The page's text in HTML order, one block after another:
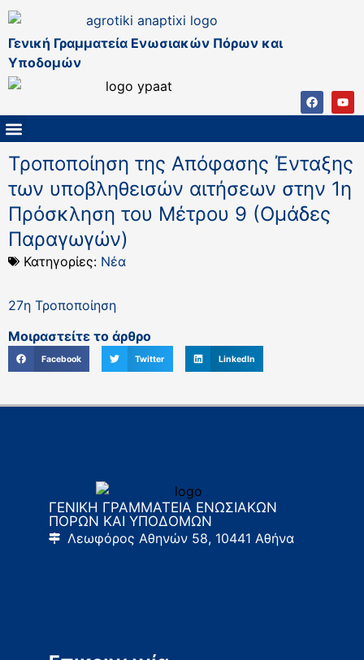
Γενική Γραμματεία Ενωσιακών Πόρων και
Υποδομών
Τροποποίηση της Απόφασης Ένταξης
των υποβληθεισών αιτήσεων στην 1η
Πρόσκληση του Μέτρου 9 (Ομάδες
Παραγωγών)
Κατηγορίες: Νέα
27η Τροποποίηση
Μοιραστείτε το άρθρο
Facebook Twitter LinkedIn
ΓΕΝΙΚΗ ΓΡΑΜΜΑΤΕΙΑ ΕΝΩΣΙΑΚΩΝ
ΠΟΡΩΝ ΚΑΙ ΥΠΟΔΟΜΩΝ
Λεωφόρος Αθηνών 58, 10441 Αθήνα